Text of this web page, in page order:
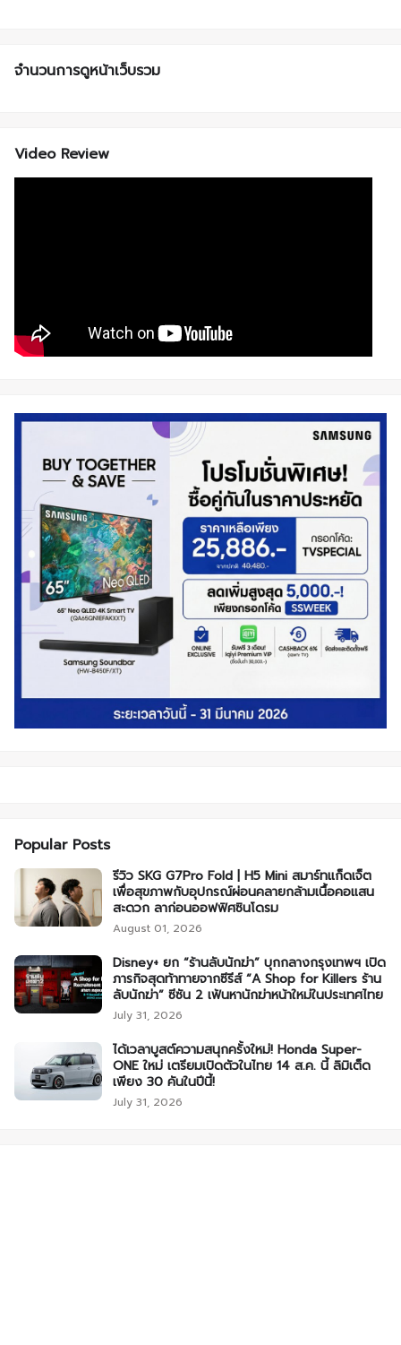
จำนวนการดูหน้าเว็บรวม
Video Review
Popular Posts
รีวิว SKG G7Pro Fold | H5 Mini สมาร์ทแก็ดเจ็ต
เพื่อสุขภาพกับอุปกรณ์ผ่อนคลายกล้ามเนื้อคอแสน
สะดวก ลาก่อนออฟฟิศซินโดรม
August 01, 2026
Disney+ ยก “ร้านลับนักฆ่า” บุกกลางกรุงเทพฯ เปิด
ภารกิจสุดท้าทายจากซีรีส์ “A Shop for Killers ร้าน
ลับนักฆ่า” ซีซัน 2 เฟ้นหานักฆ่าหน้าใหม่ในประเทศไทย
July 31, 2026
ได้เวลาบูสต์ความสนุกครั้งใหม่! Honda Super-
ONE ใหม่ เตรียมเปิดตัวในไทย 14 ส.ค. นี้ ลิมิเต็ด
เพียง 30 คันในปีนี้!
July 31, 2026